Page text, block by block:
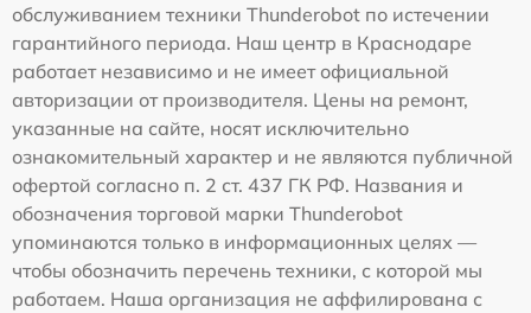
обслуживанием техники Thunderobot по истечении
гарантийного периода. Наш центр в Краснодаре
работает независимо и не имеет официальной
авторизации от производителя. Цены на ремонт,
указанные на сайте, носят исключительно
ознакомительный характер и не являются публичной
офертой согласно п. 2 ст. 437 ГК РФ. Названия и
обозначения торговой марки Thunderobot
упоминаются только в информационных целях —
чтобы обозначить перечень техники, с которой мы
работаем. Наша организация не аффилирована с